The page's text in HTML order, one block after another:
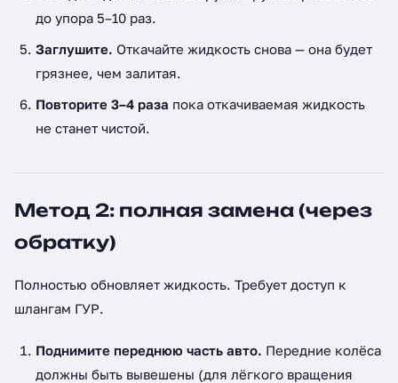
до упора 5–10 раз.
Заглушите. Откачайте жидкость снова — она будет
грязнее, чем залитая.
Повторите 3–4 раза пока откачиваемая жидкость
не станет чистой.
Метод 2: полная замена (через
обратку)
Полностью обновляет жидкость. Требует доступ к
шлангам ГУР.
Поднимите переднюю часть авто. Передние колёса
должны быть вывешены (для лёгкого вращения